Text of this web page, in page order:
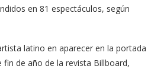
en 81 espectáculos, según
latino en aparecer en la portada
fin de año de la revista Billboard,